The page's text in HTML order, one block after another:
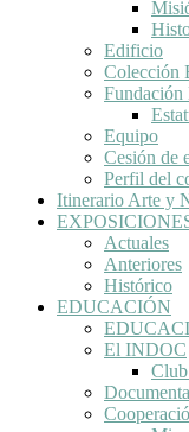
Edificio
Colección
Fundación
Equipo
Cesión de
Perfil del
Itinerario Arte y
Actuales
Anteriores
Histórico
EDUCACIÓN
El INDOC